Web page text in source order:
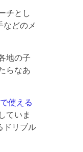
チとし
などのメ
地の子
らなあ
使える
ていま
ドリブル